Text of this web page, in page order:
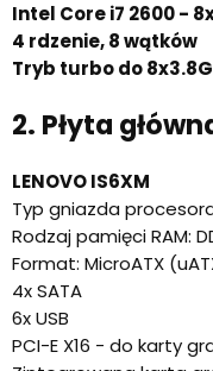
Intel Core i7 2600 -
4 rdzenie, 8 wątków
Tryb turbo do
2. Płyta
LENOVO IS6XM
Typ gniazda
Rodzaj pamięci RAM:
Format: MicroATX
4x SATA
6x USB
PCI-E X16 - do karty